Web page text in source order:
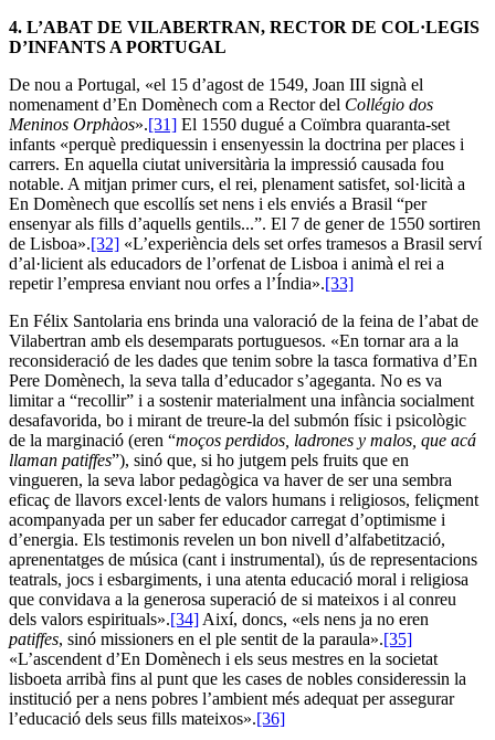
4. L’ABAT DE VILABERTRAN, RECTOR DE COL·LEGIS
D’INFANTS A PORTUGAL
De nou a Portugal, «el 15 d’agost de 1549, Joan III signà el
nomenament d’En Domènech com a Rector del Collégio dos
Meninos Orphàos».[31] El 1550 dugué a Coïmbra quaranta-set
infants «perquè prediquessin i ensenyessin la doctrina per places i
carrers. En aquella ciutat universitària la impressió causada fou
notable. A mitjan primer curs, el rei, plenament satisfet, sol·licità a
En Domènech que escollís set nens i els enviés a Brasil “per
ensenyar als fills d’aquells gentils...”. El 7 de gener de 1550 sortiren
de Lisboa».[32] «L’experiència dels set orfes tramesos a Brasil serví
d’al·licient als educadors de l’orfenat de Lisboa i animà el rei a
repetir l’empresa enviant nou orfes a l’Índia».[33]
En Félix Santolaria ens brinda una valoració de la feina de l’abat de
Vilabertran amb els desemparats portuguesos. «En tornar ara a la
reconsideració de les dades que tenim sobre la tasca formativa d’En
Pere Domènech, la seva talla d’educador s’ageganta. No es va
limitar a “recollir” i a sostenir materialment una infància socialment
desafavorida, bo i mirant de treure-la del submón físic i psicològic
de la marginació (eren “moços perdidos, ladrones y malos, que acá
llaman patiffes”), sinó que, si ho jutgem pels fruits que en
vingueren, la seva labor pedagògica va haver de ser una sembra
eficaç de llavors excel·lents de valors humans i religiosos, feliçment
acompanyada per un saber fer educador carregat d’optimisme i
d’energia. Els testimonis revelen un bon nivell d’alfabetització,
aprenentatges de música (cant i instrumental), ús de representacions
teatrals, jocs i esbargiments, i una atenta educació moral i religiosa
que convidava a la generosa superació de si mateixos i al conreu
dels valors espirituals».[34] Així, doncs, «els nens ja no eren
patiffes, sinó missioners en el ple sentit de la paraula».[35]
«L’ascendent d’En Domènech i els seus mestres en la societat
lisboeta arribà fins al punt que les cases de nobles consideressin la
institució per a nens pobres l’ambient més adequat per assegurar
l’educació dels seus fills mateixos».[36]